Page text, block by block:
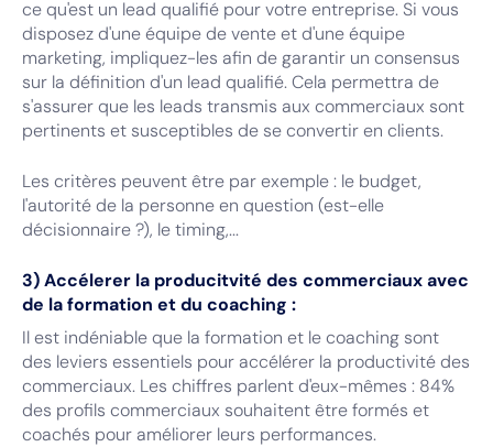
ce qu'est un lead qualifié pour votre entreprise. Si vous
disposez d'une équipe de vente et d'une équipe
marketing, impliquez-les afin de garantir un consensus
sur la définition d'un lead qualifié. Cela permettra de
s'assurer que les leads transmis aux commerciaux sont
pertinents et susceptibles de se convertir en clients.
Les critères peuvent être par exemple : le budget,
l'autorité de la personne en question (est-elle
décisionnaire ?), le timing,...
3) Accélerer la producitvité des commerciaux avec
de la formation et du coaching :
Il est indéniable que la formation et le coaching sont
des leviers essentiels pour accélérer la productivité des
commerciaux. Les chiffres parlent d'eux-mêmes : 84%
des profils commerciaux souhaitent être formés et
coachés pour améliorer leurs performances.